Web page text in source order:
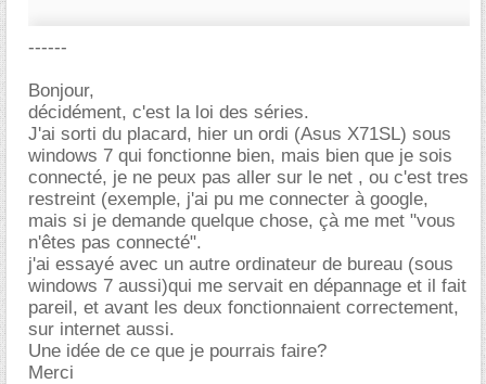
------
Bonjour,
décidément, c'est la loi des séries.
J'ai sorti du placard, hier un ordi (Asus X71SL) sous
windows 7 qui fonctionne bien, mais bien que je sois
connecté, je ne peux pas aller sur le net , ou c'est tres
restreint (exemple, j'ai pu me connecter à google,
mais si je demande quelque chose, çà me met "vous
n'êtes pas connecté".
j'ai essayé avec un autre ordinateur de bureau (sous
windows 7 aussi)qui me servait en dépannage et il fait
pareil, et avant les deux fonctionnaient correctement,
sur internet aussi.
Une idée de ce que je pourrais faire?
Merci